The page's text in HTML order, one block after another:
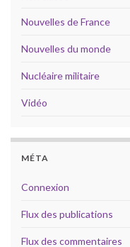
Nouvelles de France
Nouvelles du monde
Nucléaire militaire
Vidéo
MÉTA
Connexion
Flux des publications
Flux des commentaires